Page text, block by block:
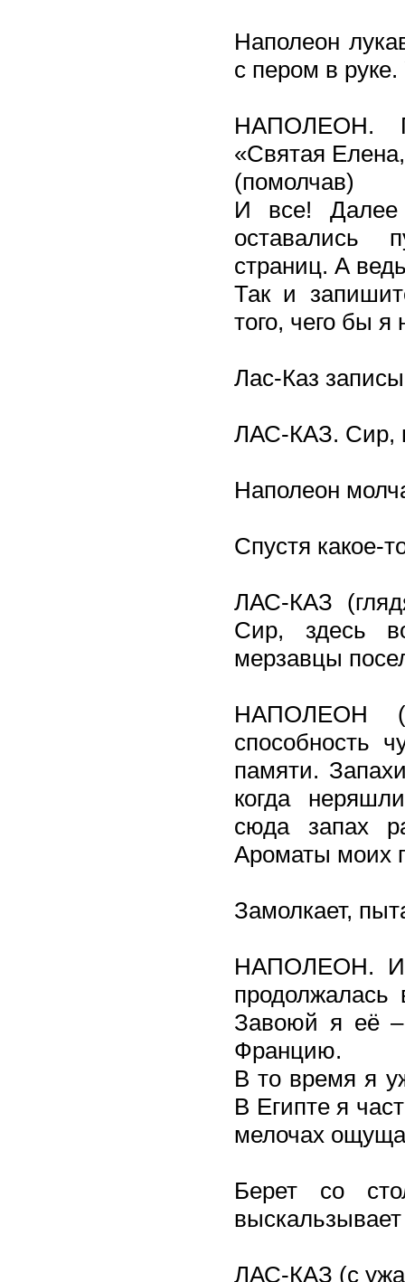
Наполеон
с пером в
НАПОЛЕОН.
«Святая
(помолчав)
И все! Далее
оставались
страниц. А
Так и
того, чего бы я
Лас-Каз
ЛАС-КАЗ. Сир,
Наполеон
Спустя какое-
ЛАС-КАЗ
Сир, здесь
мерзавцы
НАПОЛЕОН
способность
памяти.
когда
сюда запах
Ароматы моих
Замолкает,
НАПОЛЕОН.
продолжалась
Завоюй я её
Францию.
В то время я
В Египте я
мелочах
Берет со
ЛАС-КАЗ (с